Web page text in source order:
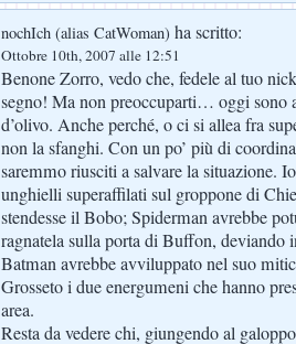
nochIch (alias CatWoman) ha scritto:
Ottobre 10th, 2007 alle 12:51
Benone Zorro, vedo che, fedele al tuo
segno! Ma non preoccuparti… oggi sono
d’olivo. Anche perché, o ci si allea fra
non la sfanghi. Con un po’ più di
saremmo riusciti a salvare la situazione.
unghielli superaffilati sul groppone di
stendesse il Bobo; Spiderman avrebbe
ragnatela sulla porta di Buffon, deviando
Batman avrebbe avviluppato nel suo
Grosseto i due energumeni che hanno
area.
Resta da vedere chi, giungendo al